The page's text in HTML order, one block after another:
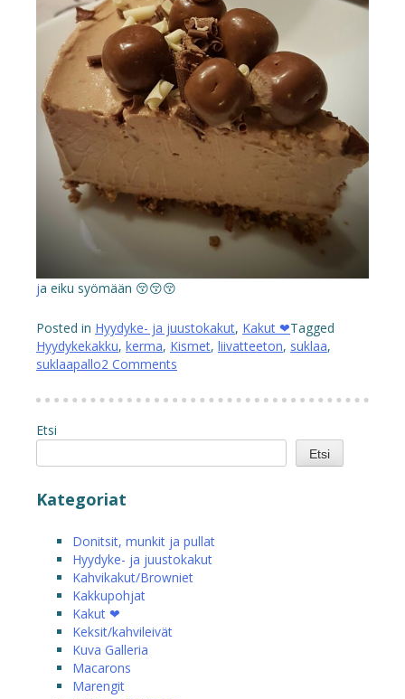
ja eiku syömään 😚😚😚
Posted in Hyydyke- ja juustokakut, Kakut ❤Tagged
Hyydykekakku, kerma, Kismet, liivatteeton, suklaa,
suklaapallo2 Comments
Etsi
Etsi
Kategoriat
Donitsit, munkit ja pullat
Hyydyke- ja juustokakut
Kahvikakut/Browniet
Kakkupohjat
Kakut ❤
Keksit/kahvileivät
Kuva Galleria
Macarons
Marengit